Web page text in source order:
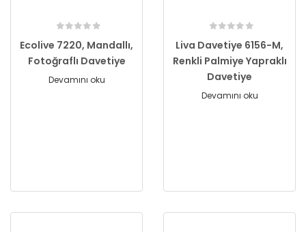
Ecolive 7220, Mandallı,
Fotoğraflı Davetiye
Devamını oku
Liva Davetiye 6156-M,
Renkli Palmiye Yapraklı
Davetiye
Devamını oku